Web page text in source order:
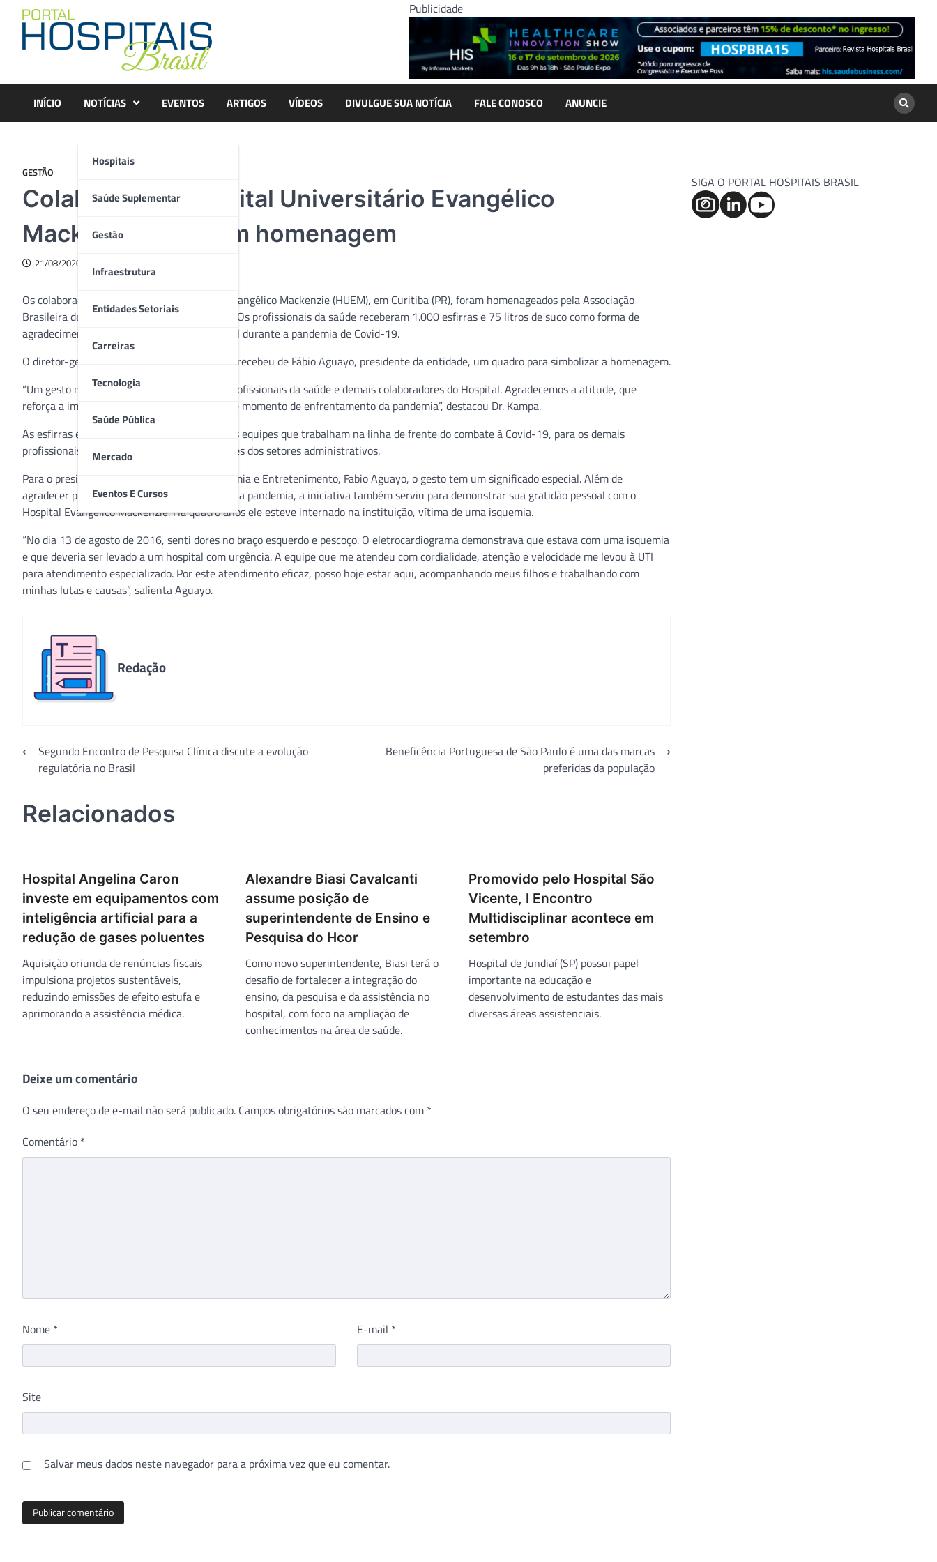
content
Publicidade
INÍCIO NOTÍCIAS
Hospitais
Saúde Suplementar
Gestão
Infraestrutura
Entidades Setoriais
Carreiras
Tecnologia
Saúde Pública
Mercado
Eventos E Cursos
EVENTOS ARTIGOS VÍDEOS DIVULGUE SUA NOTÍCIA FALE CONOSCO ANUNCIE
GESTÃO
Colabores do Hospital Universitário Evangélico
Mackenzie recebem homenagem
21/08/2020
Os colaboradores do Hospital Universitário Evangélico Mackenzie (HUEM), em Curitiba (PR), foram homenageados pela Associação
Brasileira de Gastronomia e Entretenimento. Os profissionais da saúde receberam 1.000 esfirras e 75 litros de suco como forma de
agradecimento pelas vidas salvas, em especial durante a pandemia de Covid-19.
O diretor-geral do HUEM, Dr. Rogério Kampa, recebeu de Fábio Aguayo, presidente da entidade, um quadro para simbolizar a homenagem.
“Um gesto muito honroso em benefício dos profissionais da saúde e demais colaboradores do Hospital. Agradecemos a atitude, que
reforça a importância de nosso trabalho neste momento de enfrentamento da pandemia”, destacou Dr. Kampa.
As esfirras e o suco foram distribuídos para as equipes que trabalham na linha de frente do combate à Covid-19, para os demais
profissionais da saúde e também colaboradores dos setores administrativos.
Para o presidente da Associação de Gastronomia e Entretenimento, Fabio Aguayo, o gesto tem um significado especial. Além de
agradecer pelo empenho das equipes durante a pandemia, a iniciativa também serviu para demonstrar sua gratidão pessoal com o
Hospital Evangélico Mackenzie. Há quatro anos ele esteve internado na instituição, vítima de uma isquemia.
“No dia 13 de agosto de 2016, senti dores no braço esquerdo e pescoço. O eletrocardiograma demonstrava que estava com uma isquemia
e que deveria ser levado a um hospital com urgência. A equipe que me atendeu com cordialidade, atenção e velocidade me levou à UTI
para atendimento especializado. Por este atendimento eficaz, posso hoje estar aqui, acompanhando meus filhos e trabalhando com
minhas lutas e causas”, salienta Aguayo.
Redação
Navegação
⟵Segundo Encontro de Pesquisa Clínica discute a evolução
regulatória no Brasil
Beneficência Portuguesa de São Paulo é uma das marcas
preferidas da população
⟶
Relacionados
Hospital Angelina Caron
investe em equipamentos com
inteligência artificial para a
redução de gases poluentes
Aquisição oriunda de renúncias fiscais
impulsiona projetos sustentáveis,
reduzindo emissões de efeito estufa e
aprimorando a assistência médica.
Alexandre Biasi Cavalcanti
assume posição de
superintendente de Ensino e
Pesquisa do Hcor
Como novo superintendente, Biasi terá o
desafio de fortalecer a integração do
ensino, da pesquisa e da assistência no
hospital, com foco na ampliação de
conhecimentos na área de saúde.
Promovido pelo Hospital São
Vicente, I Encontro
Multidisciplinar acontece em
setembro
Hospital de Jundiaí (SP) possui papel
importante na educação e
desenvolvimento de estudantes das mais
diversas áreas assistenciais.
Deixe um comentário
O seu endereço de e-mail não será publicado. Campos obrigatórios são marcados com *
Comentário *
Nome * E-mail *
Site
Salvar meus dados neste navegador para a próxima vez que eu comentar.
SIGA O PORTAL HOSPITAIS BRASIL